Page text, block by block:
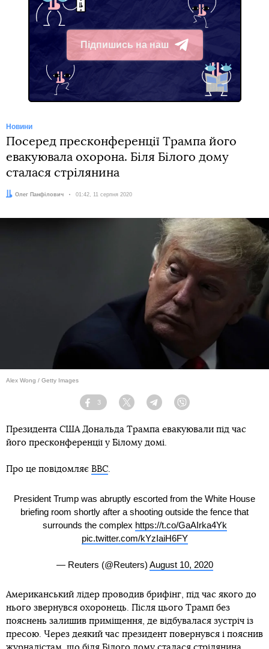
Підпишись на наш
Telegram
Новини
Посеред пресконференції Трампа його
евакуювала охорона. Біля Білого дому
сталася стрілянина
Автор:
Олег Панфілович Дата:
01:42, 11 серпня 2020
Alex Wong / Getty Images
Facebook
3
Twitter TelegramViber
Президента США Дональда Трампа евакуювали під час
його пресконференції у Білому домі.
Про це повідомляє ВВС
President Trump was abruptly escorted from the White House
briefing room shortly after a shooting outside the fence that
surrounds the complex https://t.co/GaAIrka4Yk
pic.twitter.com/kYzIaiH6FY
— Reuters (@Reuters) August 10, 2020
Американський лідер проводив брифінг, під час якого до
нього звернувся охоронець. Після цього Трамп без
пояснень залишив приміщення, де відбувалася зустріч із
пресою. Через деякий час президент повернувся і пояснив